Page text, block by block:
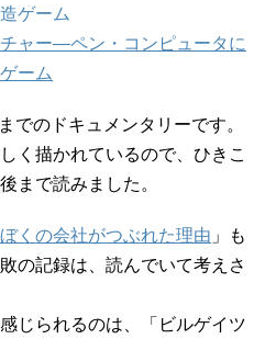
ャー―ペン・コンピュータに
ーム
でのドキュメンタリーです。
く描かれているので、ひきこ
まで読みました。
くの会社がつぶれた理由 」も
の記録は、読んでいて考えさ
じられるのは、「ビルゲイツ